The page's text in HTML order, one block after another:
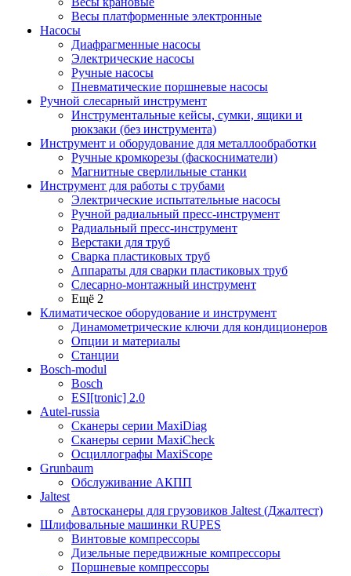
Весы платформенные электронные
Насосы
Диафрагменные насосы
Электрические насосы
Ручные насосы
Пневматические поршневые насосы
Ручной слесарный инструмент
Инструментальные кейсы, сумки, ящики и
рюкзаки (без инструмента)
Инструмент и оборудование для металлообработки
Ручные кромкорезы (фаскосниматели)
Магнитные сверлильные станки
Инструмент для работы с трубами
Электрические испытательные насосы
Ручной радиальный пресс-инструмент
Радиальный пресс-инструмент
Верстаки для труб
Сварка пластиковых труб
Аппараты для сварки пластиковых труб
Слесарно-монтажный инструмент
Ещё 2
Климатическое оборудование и инструмент
Динамометрические ключи для кондиционеров
Опции и материалы
Станции
Bosch-modul
Bosch
ESI[tronic] 2.0
Autel-russia
Сканеры серии MaxiDiag
Сканеры серии MaxiCheck
Осциллографы MaxiScope
Grunbaum
Обслуживание АКПП
Jaltest
Автосканеры для грузовиков Jaltest (Джалтест)
Шлифовальные машинки RUPES
Винтовые компрессоры
Дизельные передвижные компрессоры
Поршневые компрессоры